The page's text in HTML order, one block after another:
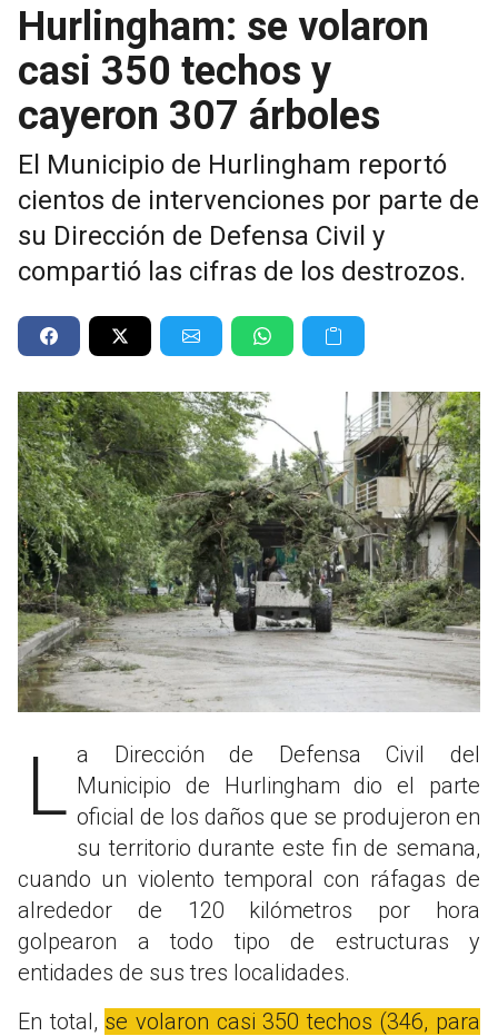
Hurlingham: se volaron
casi 350 techos y
cayeron 307 árboles
El Municipio de Hurlingham reportó
cientos de intervenciones por parte de
su Dirección de Defensa Civil y
compartió las cifras de los destrozos.
La Dirección de Defensa Civil del Municipio de Hurlingham dio el parte
oficial de los daños que se produjeron en
su territorio durante este fin de semana,
cuando un violento temporal con ráfagas de
alrededor de 120 kilómetros por hora
golpearon a todo tipo de estructuras y
entidades de sus tres localidades.
En total, se volaron casi 350 techos (346, para